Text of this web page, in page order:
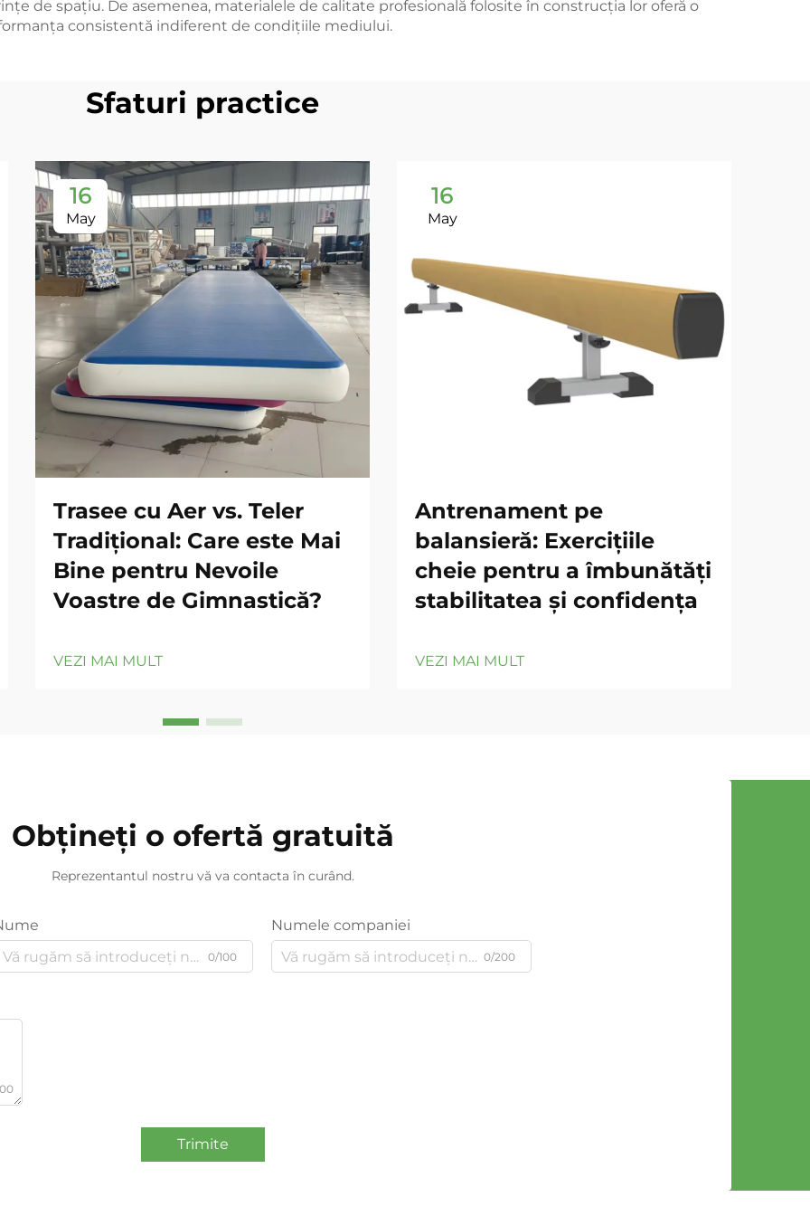
de spațiu. De asemenea, materialele de calitate profesională folosite în construcția lor oferă o
consistentă indiferent de condițiile mediului.
Sfaturi practice
16
May
Trasee cu Aer vs. Teler
Tradițional: Care este Mai
Bine pentru Nevoile
Voastre de Gimnastică?
VEZI MAI MULT
16
May
Antrenament pe
balansieră: Exercițiile
cheie pentru a îmbunătăți
stabilitatea și confidența
VEZI MAI MULT
Obțineți o ofertă gratuită
Reprezentantul nostru vă va contacta în curând.
0/100
Numele companiei
0/200
Trimite